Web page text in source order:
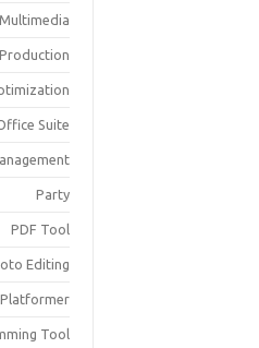
Multimedia
Suite
Party
PDF Tool
Editing
Platformer
Tool